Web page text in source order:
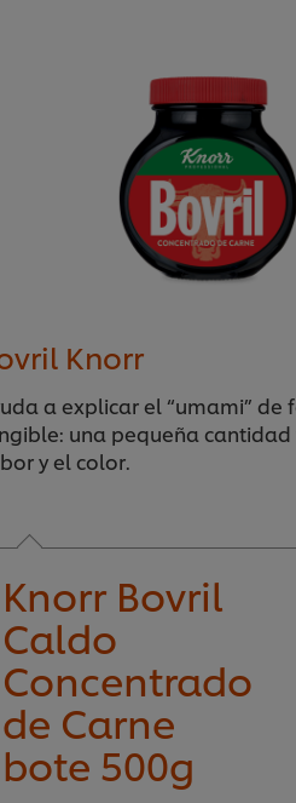
Knorr
a explicar el “umami” de
una pequeña
y el color.
Knorr Bovril
Caldo
Concentrado
de Carne
bote 500g